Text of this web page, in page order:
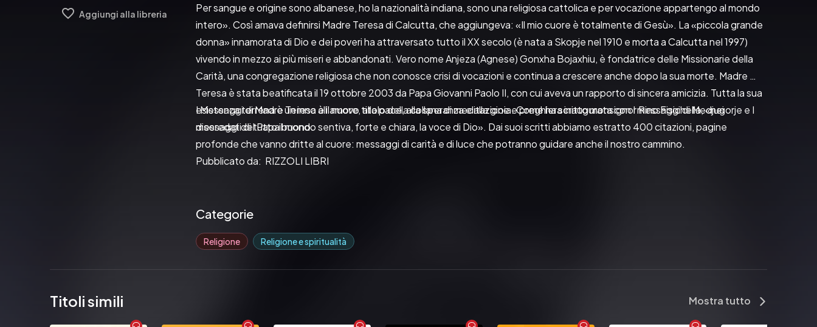
Aggiungi alla libreria
Per sangue e origine sono albanese, ho la nazionalità indiana, sono una religiosa cattolica e per vocazione appartengo al mondo
intero». Così amava definirsi Madre Teresa di Calcutta, che aggiungeva: «Il mio cuore è totalmente di Gesù». La «piccola grande
donna» innamorata di Dio e dei poveri ha attraversato tutto il XX secolo (è nata a Skopje nel 1910 e morta a Calcutta nel 1997)
vivendo in mezzo ai più miseri e abbandonati. Vero nome Anjeza (Agnese) Gonxha Bojaxhiu, è fondatrice delle Missionarie della
Carità, una congregazione religiosa che non conosce crisi di vocazioni e continua a crescere anche dopo la sua morte. Madre
Teresa è stata beatificata il 19 ottobre 2003 da Papa Giovanni Paolo II, con cui aveva un rapporto di sincera amicizia. Tutta la sua
esistenza terrena è un inno all’amore, alla pace, alla speranza e alla gioia. Come ha scritto monsignor Rino Fisichella, «nei
diseredati di tutto il mondo sentiva, forte e chiara, la voce di Dio». Dai suoi scritti abbiamo estratto 400 citazioni, pagine
profonde che vanno dritte al cuore: messaggi di carità e di luce che potranno guidare anche il nostro cammino.
I Messaggi di Madre Teresa è il nuovo titolo della collana di meditazione e preghiera inaugurata con I messaggi di Medjugorje e I
messaggi del Papa buono.
Pubblicato da:  RIZZOLI LIBRI
Categorie
Religione Religione e spiritualità
Titoli simili Mostra tutto